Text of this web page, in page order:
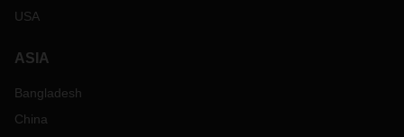
USA
ASIA
Bangladesh
China